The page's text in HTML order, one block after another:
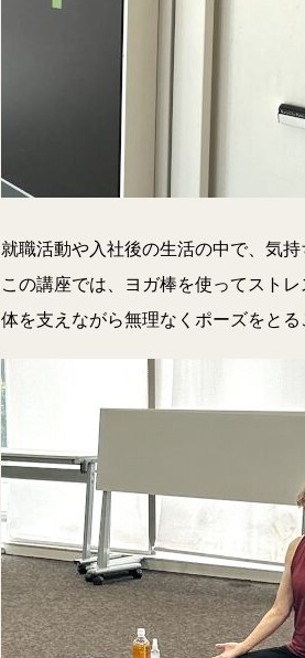
就職活動や入社後の生活の中で、気
この講座では、ヨガ棒を使ってスト
体を支えながら無理なくポーズをと